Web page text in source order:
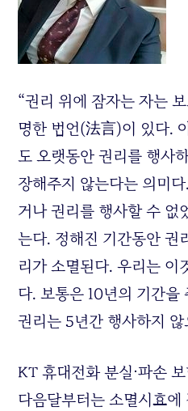
“권리 위에 잠자는 자는
명한 법언(法言)이 있다.
도 오랫동안 권리를 행사
장해주지 않는다는 의미
거나 권리를 행사할 수 없
는다. 정해진 기간동안 권
리가 소멸된다. 우리는 이
다. 보통은 10년의 기간을
권리는 5년간 행사하지
KT 휴대전화 분실⋅파손
다음달부터는 소멸시효